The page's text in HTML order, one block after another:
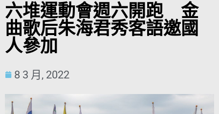
六堆運動會週六開跑 金
曲歌后朱海君秀客語邀國
人參加
8 3 月, 2022